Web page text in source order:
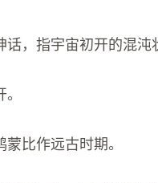
，指宇宙初开的混沌
比作远古时期。